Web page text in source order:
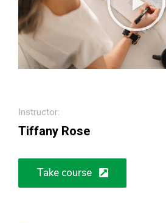
Instructor:
Tiffany Rose
Take course